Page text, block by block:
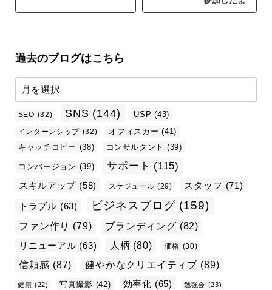
過去のブログはこちら
SEO (32) SNS (144) USP (43)
インターンシップ (32) オフィスカー (41)
キャッチコピー (38) コンサルタント (39)
コンバージョン (39) サポート (115)
スキルアップ (58) スケジュール (29) スタッフ (71)
トラブル (63) ビジネスブログ (159)
ファン作り (79) ブランディング (82)
リニューアル (63) 人柄 (80) 価格 (30)
信頼感 (87) 健やかなクリエイティブ (89)
健康 (22) 写真撮影 (42) 効率化 (65) 勉強会 (23)